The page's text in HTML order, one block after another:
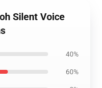
Silent Voice
40%
60%